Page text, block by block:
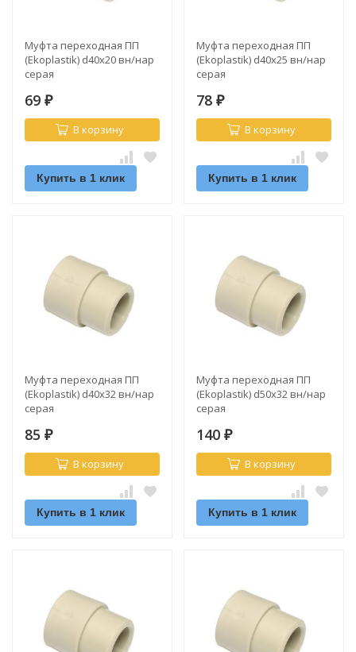
Муфта переходная ПП
(Ekoplastik) d40х20 вн/нар
серая
69 ₽
В корзину
Купить в 1 клик
Муфта переходная ПП
(Ekoplastik) d40х25 вн/нар
серая
78 ₽
В корзину
Купить в 1 клик
Муфта переходная ПП
(Ekoplastik) d40х32 вн/нар
серая
85 ₽
В корзину
Купить в 1 клик
Муфта переходная ПП
(Ekoplastik) d50х32 вн/нар
серая
140 ₽
В корзину
Купить в 1 клик